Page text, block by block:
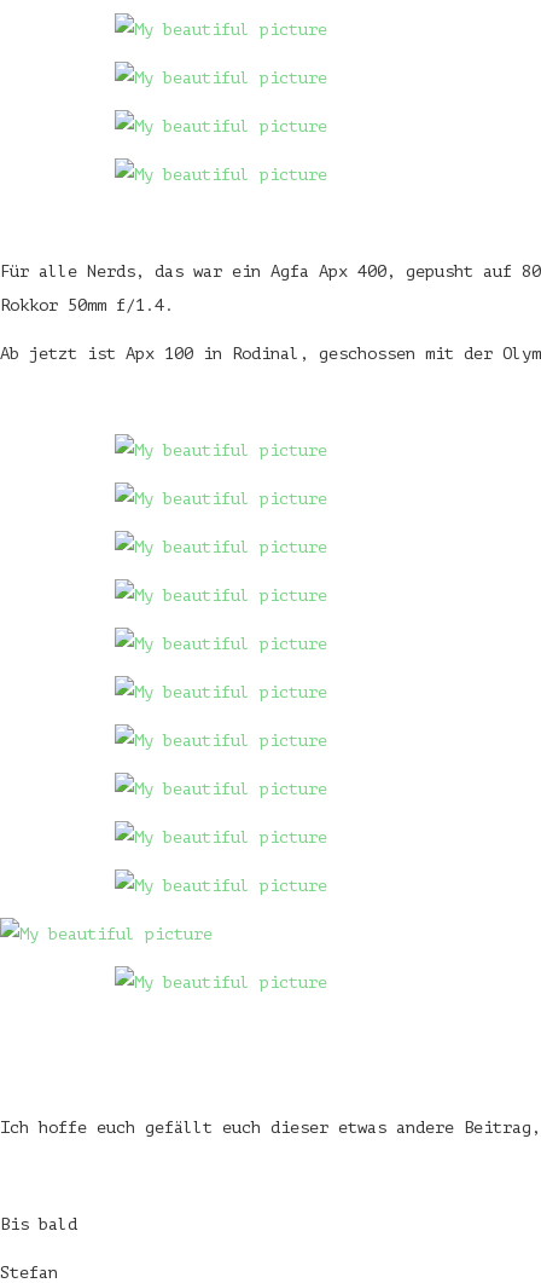
Für alle Nerds, das war ein Agfa Apx 400, gepusht auf
Rokkor 50mm f/1.4.
Ab jetzt ist Apx 100 in Rodinal, geschossen mit der
Ich hoffe euch gefällt euch dieser etwas andere
Bis bald
Stefan